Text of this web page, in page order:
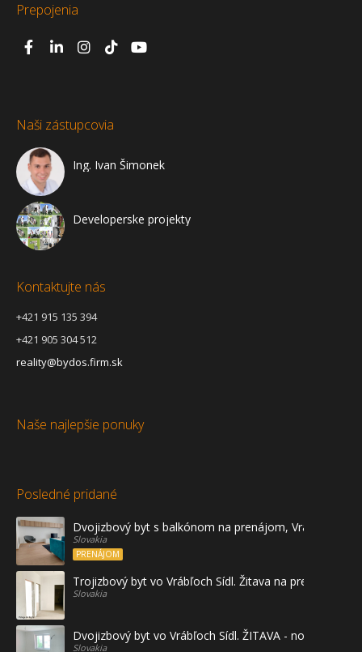
Prepojenia
Naši zástupcovia
Ing. Ivan Šimonek
Developerske projekty
Kontaktujte nás
+421 915 135 394
+421 905 304 512
reality@bydos.firm.sk
Naše najlepšie ponuky
Posledné pridané
Dvojizbový byt s balkónom na prenájom, Vráble
Slovakia
PRENÁJOM
Trojizbový byt vo Vrábľoch Sídl. Žitava na predaj - prvé
Slovakia
Dvojizbový byt vo Vrábľoch Sídl. ŽITAVA - novostavba
Slovakia